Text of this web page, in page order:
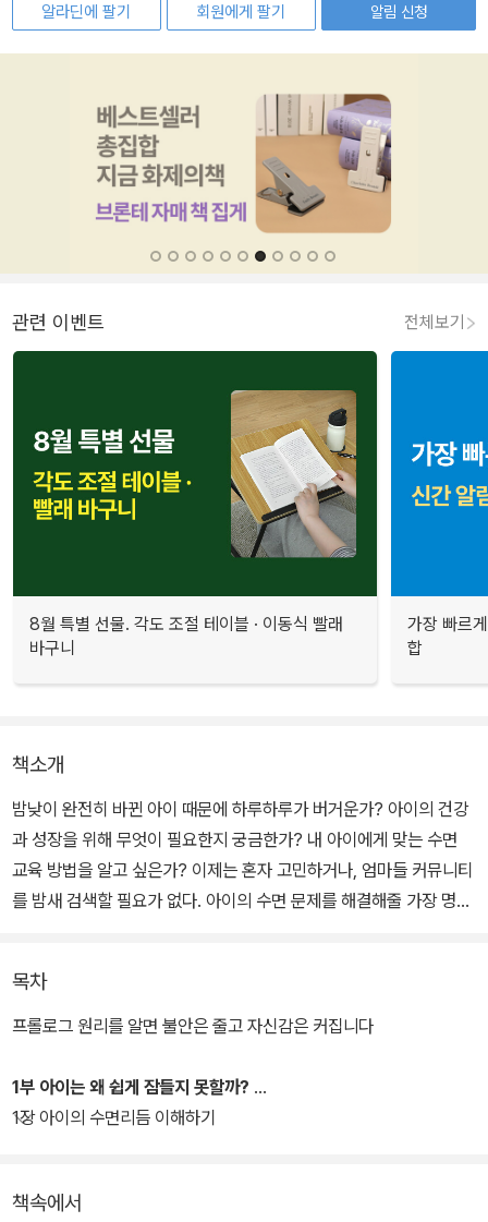
알라딘에 팔기
회원에게 팔기
알림 신청
관련 이벤트 전체보기
8월 특별 선물. 각도 조절 테이블 · 이동식 빨래
바구니
가장 빠르
합
책소개
밤낮이 완전히 바뀐 아이 때문에 하루하루가 버거운가? 아이의 건강
과 성장을 위해 무엇이 필요한지 궁금한가? 내 아이에게 맞는 수면
교육 방법을 알고 싶은가? 이제는 혼자 고민하거나, 엄마들 커뮤니티
를 밤새 검색할 필요가 없다. 아이의 수면 문제를 해결해줄 가장 명쾌
면 전문가 김주하 대표가 모든 노하우를 한 권의 책에 정리했다.
경험하고 검증한 방법을 토대로 만들어졌다. 다양한 사례를 바탕으로
하고 있어 누구나 쉽게 이해할 수 있고, 책을 덮는 순간 아이에게 바로
다는 점이 가장 큰 장점이다. 그래서 어렵지 않게 내 아이와 가족에게
목차
프롤로그 원리를 알면 불안은 줄고 자신감은 커집니다
1부 아이는 왜 쉽게 잠들지 못할까?
1장 아이의 수면리듬 이해하기
책속에서